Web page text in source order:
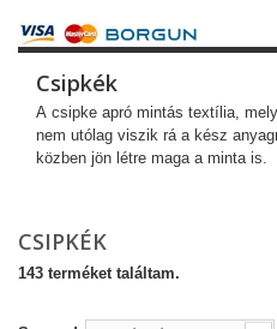
Csipkék
A csipke apró mintás textília,
nem utólag viszik rá a kész
közben jön létre maga a minta is.
CSIPKÉK
143 terméket találtam.